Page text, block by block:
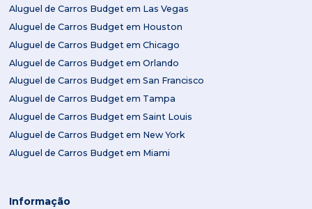
Aluguel de Carros Budget em Las Vegas
Aluguel de Carros Budget em Houston
Aluguel de Carros Budget em Chicago
Aluguel de Carros Budget em Orlando
Aluguel de Carros Budget em San Francisco
Aluguel de Carros Budget em Tampa
Aluguel de Carros Budget em Saint Louis
Aluguel de Carros Budget em New York
Aluguel de Carros Budget em Miami
Informação